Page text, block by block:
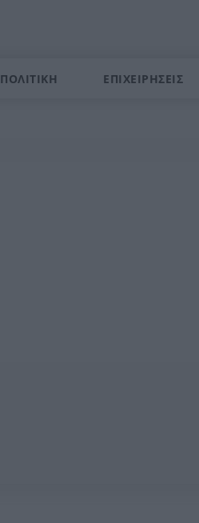
ΠΟΛΙΤΙΚΗ ΕΠΙΧΕΙΡΗΣΕΙΣ